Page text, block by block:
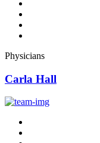
Physicians
Carla Hall